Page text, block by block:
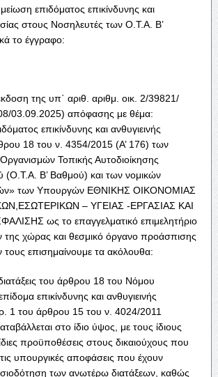
επιδόματος επικίνδυνης και
στους Νοσηλευτές των Ο.Τ.Α. Β’
το έγγραφο:
της υπ΄ αριθ. αριθμ. οικ. 2/39821/
03.09.2025) απόφασης με θέμα:
επικίνδυνης και ανθυγιεινής
18 του ν. 4354/2015 (Α’ 176) των
Τοπικής Αυτοδιοίκησης
(Ο.Τ.Α. Β’ Βαθμού) και των νομικών
των Υπουργών ΕΘΝΙΚΗΣ ΟΙΚΟΝΟΜΙΑΣ
– ΥΓΕΙΑΣ -ΕΡΓΑΣΙΑΣ ΚΑΙ
ως το επαγγελματικό επιμελητήριο
χώρας και θεσμικό όργανο προάσπισης
τους επισημαίνουμε τα ακόλουθα:
του άρθρου 18 του Νόμου
επικίνδυνης και ανθυγιεινής
1 του άρθρου 15 του ν. 4024/2011
στο ίδιο ύψος, με τους ίδιους
προϋποθέσεις στους δικαιούχους που
τις υπουργικές αποφάσεις που έχουν
των ανωτέρω διατάξεων, καθώς